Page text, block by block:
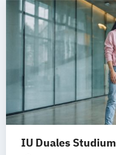
IU Duales Studium